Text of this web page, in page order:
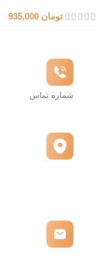
تومان
شماره تماس